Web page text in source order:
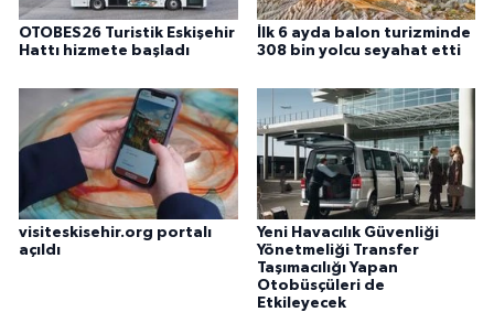
OTOBES26 Turistik Eskişehir
Hattı hizmete başladı
İlk 6 ayda balon turizminde
308 bin yolcu seyahat etti
visiteskisehir.org portalı
açıldı
Yeni Havacılık Güvenliği
Yönetmeliği Transfer
Taşımacılığı Yapan
Otobüsçüleri de
Etkileyecek